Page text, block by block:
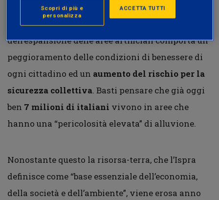
naturale come, per esempio, terreni boschivi,
montani e tratti costieri a vantaggio
dell’espansione delle aree artificiali comporta un
peggioramento delle condizioni di benessere di
ogni cittadino ed un aumento del rischio per la
sicurezza collettiva. Basti pensare che già oggi
ben 7 milioni di italiani vivono in aree che
hanno una “pericolosità elevata” di alluvione.
Nonostante questo la risorsa-terra, che l’Ispra
definisce come “base essenziale dell’economia,
della società e dell’ambiente”, viene erosa anno
ACCETTA TUTTI
Scopri di più e
personalizza